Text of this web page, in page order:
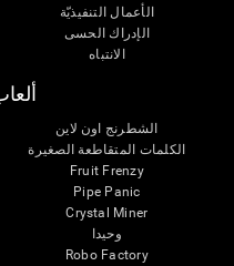
الأعمال التنفيذيّة
الإدراك الحسى
الانتباه
الشطرنج اون لاين
الكلمات المتقاطعة الصغيرة
Fruit Frenzy
Pipe Panic
Crystal Miner
وحيدا
Robo Factory